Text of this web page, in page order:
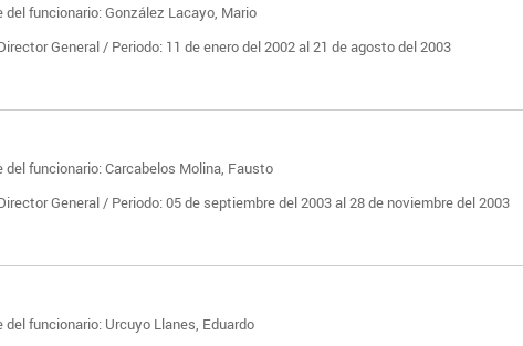
del funcionario: González Lacayo, Mario
General / Periodo: 11 de enero del 2002 al 21 de agosto del 2003
del funcionario: Carcabelos Molina, Fausto
General / Periodo: 05 de septiembre del 2003 al 28 de noviembre del 2003
del funcionario: Urcuyo Llanes, Eduardo